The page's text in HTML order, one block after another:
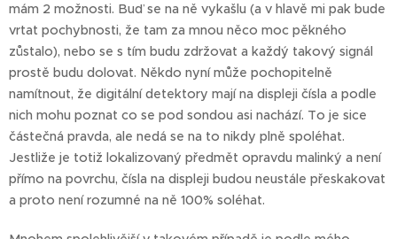
mám 2 možnosti. Buď se na ně vykašlu (a v hlavě mi pak bude
vrtat pochybnosti, že tam za mnou něco moc pěkného
zůstalo), nebo se s tím budu zdržovat a každý takový signál
prostě budu dolovat. Někdo nyní může pochopitelně
namítnout, že digitální detektory mají na displeji čísla a podle
nich mohu poznat co se pod sondou asi nachází. To je sice
částečná pravda, ale nedá se na to nikdy plně spoléhat.
Jestliže je totiž lokalizovaný předmět opravdu malinký a není
přímo na povrchu, čísla na displeji budou neustále přeskakovat
a proto není rozumné na ně 100% soléhat.